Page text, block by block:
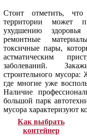
Стоит отметить,
территории может
ухудшению
ремонтные
токсичные пары,
астматическим
заболеваний.
строительного
где многие уже
Наличие
большой парк
мусора характеризуют
Как выбрать
контейнер